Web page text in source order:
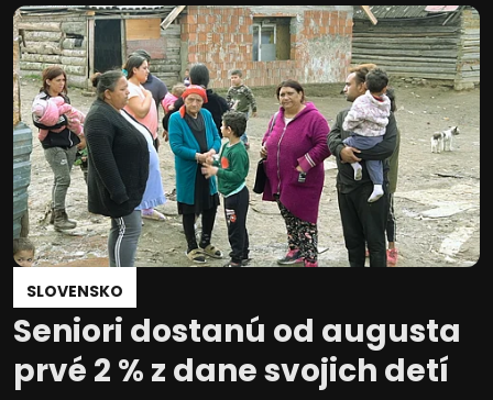
SLOVENSKO
Seniori dostanú od augusta
prvé 2 % z dane svojich detí